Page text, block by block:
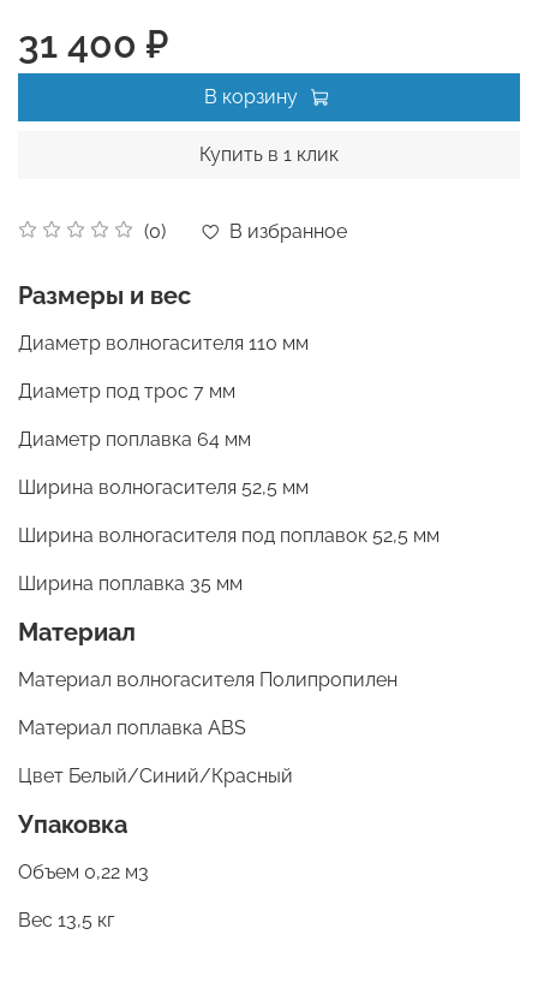
(0) В избранное
31 400 ₽
В корзину
Купить в 1 клик
Размеры и вес
Диаметр волногасителя 110 мм
Диаметр под трос 7 мм
Диаметр поплавка 64 мм
Ширина волногасителя 52,5 мм
Ширина волногасителя под поплавок 52,5 мм
Ширина поплавка 35 мм
Материал
Материал волногасителя Полипропилен
Материал поплавка ABS
Цвет Белый/Синий/Красный
Упаковка
Объем 0,22 м3
Вес 13,5 кг